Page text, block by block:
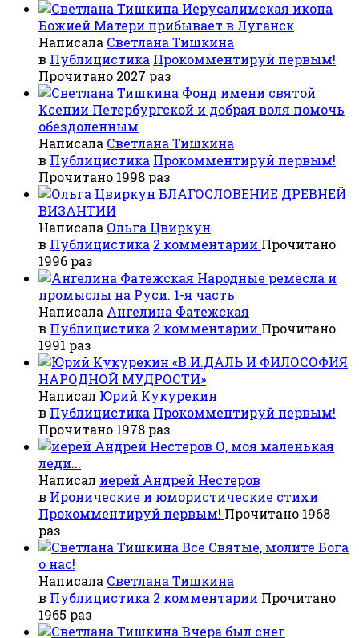
Иерусалимская икона
Божией Матери прибывает в Луганск
Написала Светлана Тишкина
в Публицистика Прокомментируй первым!
Прочитано 2027 раз
Фонд имени святой
Ксении Петербургской и добрая воля помочь
обездоленным
Написала Светлана Тишкина
в Публицистика Прокомментируй первым!
Прочитано 1998 раз
БЛАГОСЛОВЕНИЕ ДРЕВНЕЙ
ВИЗАНТИИ
Написала Ольга Цвиркун
в Публицистика 2 комментарии Прочитано
1996 раз
Народные ремёсла и
промыслы на Руси. 1-я часть
Написала Ангелина Фатежская
в Публицистика 2 комментарии Прочитано
1991 раз
«В.И.ДАЛЬ И ФИЛОСОФИЯ
НАРОДНОЙ МУДРОСТИ»
Написал Юрий Кукурекин
в Публицистика Прокомментируй первым!
Прочитано 1978 раз
О, моя маленькая
леди...
Написал иерей Андрей Нестеров
в Иронические и юмористические стихи
Прокомментируй первым! Прочитано 1968
раз
Все Святые, молите Бога
о нас!
Написала Светлана Тишкина
в Публицистика 2 комментарии Прочитано
1965 раз
Вчера был снег